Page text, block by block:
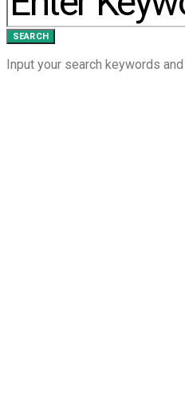
SEARCH
Input your search keywords